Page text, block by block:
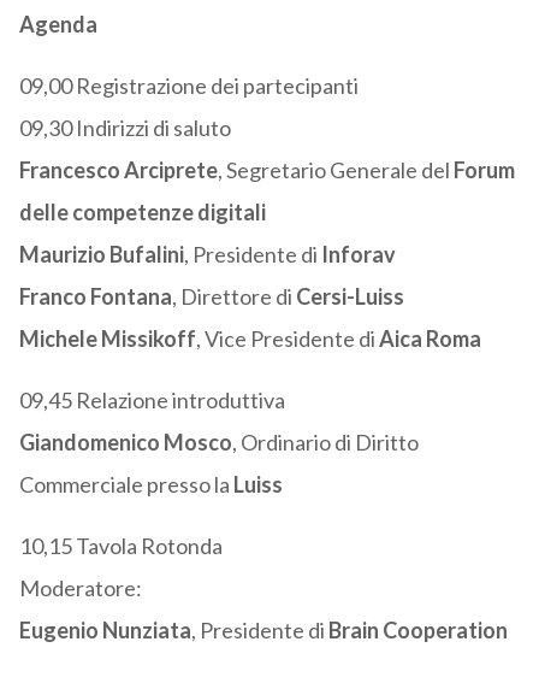
Agenda
09,00 Registrazione dei partecipanti
09,30 Indirizzi di saluto
Francesco Arciprete, Segretario Generale del Forum
delle competenze digitali
Maurizio Bufalini, Presidente di Inforav
Franco Fontana, Direttore di Cersi-Luiss
Michele Missikoff, Vice Presidente diAica Roma
09,45 Relazione introduttiva
Giandomenico Mosco, Ordinario di Diritto
Commerciale presso la Luiss
10,15 Tavola Rotonda
Moderatore:
Eugenio Nunziata, Presidente di Brain Cooperation